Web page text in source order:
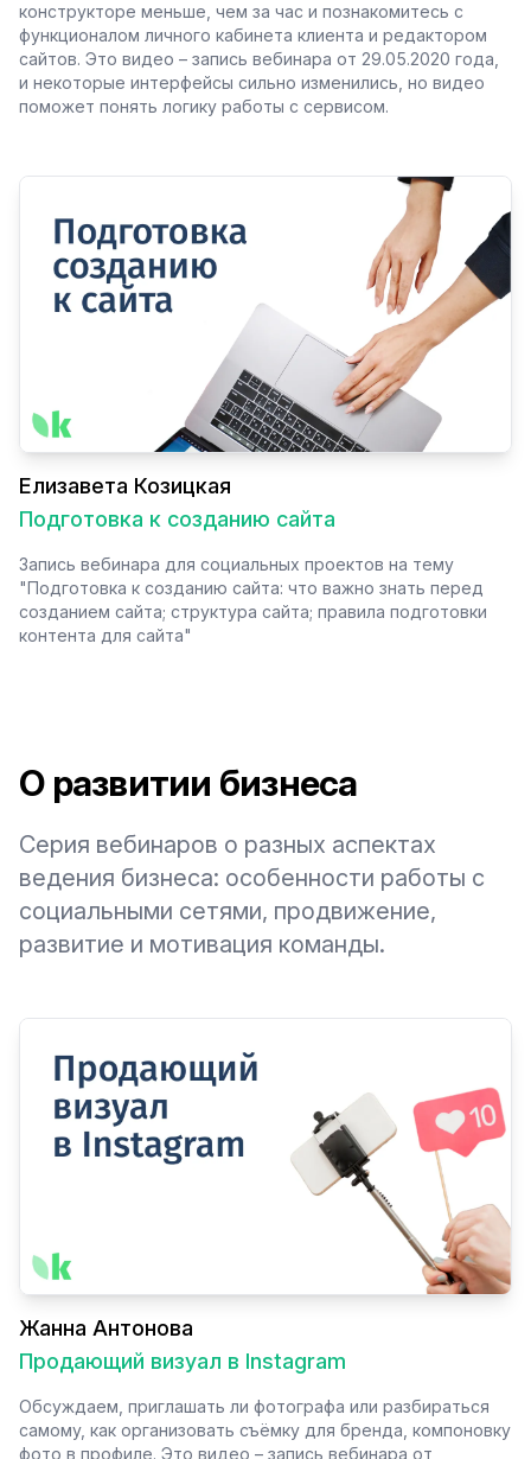
конструкторе меньше, чем за час и познакомитесь с
функционалом личного кабинета клиента и редактором
сайтов. Это видео – запись вебинара от 29.05.2020 года,
и некоторые интерфейсы сильно изменились, но видео
поможет понять логику работы с сервисом.
Елизавета Козицкая
Подготовка к созданию сайта
Запись вебинара для социальных проектов на тему
"Подготовка к созданию сайта: что важно знать перед
созданием сайта; структура сайта; правила подготовки
контента для сайта"
О развитии бизнеса
Серия вебинаров о разных аспектах
ведения бизнеса: особенности работы с
социальными сетями, продвижение,
развитие и мотивация команды.
Жанна Антонова
Продающий визуал в Instagram
Обсуждаем, приглашать ли фотографа или разбираться
самому, как организовать съёмку для бренда, компоновку
фото в профиле. Это видео – запись вебинара от